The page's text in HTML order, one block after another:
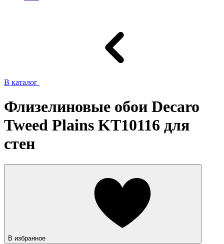
В каталог
Флизелиновые обои Decaro
Tweed Plains KT10116 для
стен
В избранное